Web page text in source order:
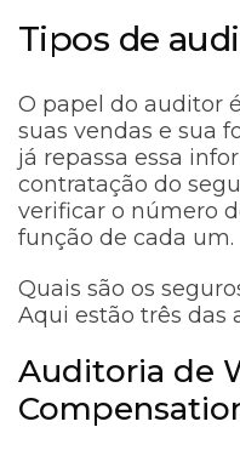
Tipos de
O papel do auditor
suas vendas e sua
já repassa essa
contratação do
verificar o número
função de cada um.
Quais são os
Aqui estão três das
Auditoria de